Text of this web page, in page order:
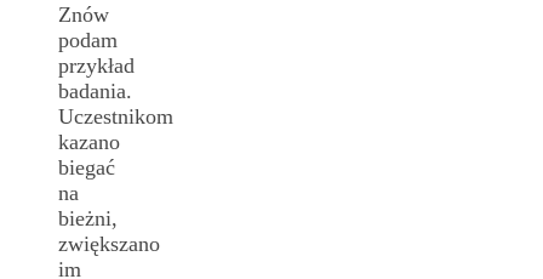
Znów
podam
przykład
badania.
Uczestnikom
kazano
biegać
na
bieżni,
zwiększano
im